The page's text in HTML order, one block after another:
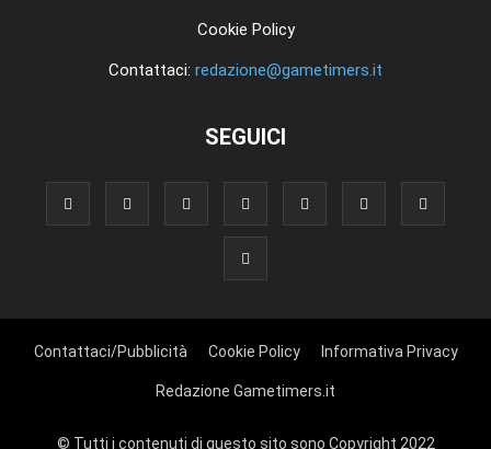
Cookie Policy
Contattaci: redazione@gametimers.it
SEGUICI
Contattaci/Pubblicità Cookie Policy Informativa Privacy
Redazione Gametimers.it
© Tutti i contenuti di questo sito sono Copyright 2022